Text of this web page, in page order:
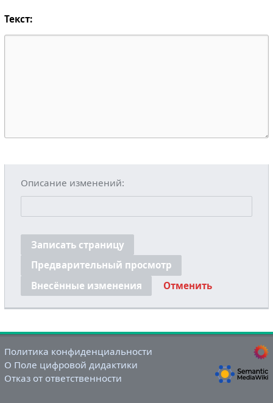
Текст:
Описание изменений:
Записать страницу
Предварительный просмотр
Внесённые изменения
Отменить
Политика конфиденциальности
О Поле цифровой дидактики
Отказ от ответственности